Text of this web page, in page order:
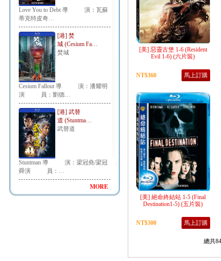
Love You to Debt 導 演：瓦蘇
蒂克特皮奇…
[港] 焚
城 (Cesium Fa…
焚城
Cesium Fallout 導 演：潘耀明
演 員：劉德…
[港] 武替
道 (Stuntma…
武替道
Stuntman 導 演：梁冠堯/梁冠
舜演 員：…
MORE
[美] 惡靈古堡 1-6 (Resident
Evil 1-6) (六片裝)
NT$360 馬上訂購
[美] 絕命終結站 1-5 (Final
Destination1-5) (五片裝)
NT$300 馬上訂購
總共